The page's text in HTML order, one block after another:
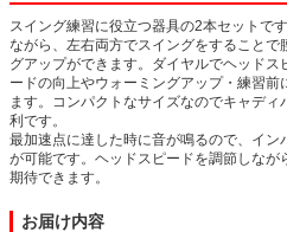
スイング練習に役立つ器具の2本セットで
ながら、左右両方でスイングをすること
グアップができます。ダイヤルでヘッド
ードの向上やウォーミングアップ・練習
ます。コンパクトなサイズなのでキャデ
利です。
最加速点に達した時に音が鳴るので、イ
が可能です。ヘッドスピードを調節しな
期待できます。
お届け内容